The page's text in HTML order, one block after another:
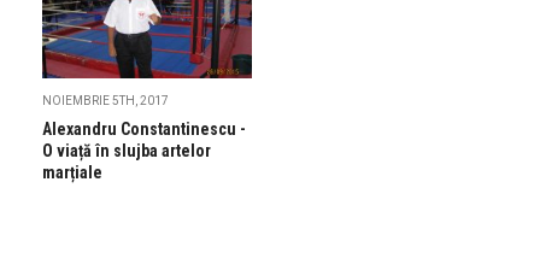
NOIEMBRIE 5TH, 2017
Alexandru Constantinescu -
O viață în slujba artelor
marțiale